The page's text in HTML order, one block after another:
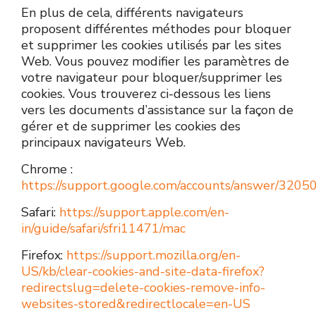
En plus de cela, différents navigateurs
proposent différentes méthodes pour bloquer
et supprimer les cookies utilisés par les sites
Web. Vous pouvez modifier les paramètres de
votre navigateur pour bloquer/supprimer les
cookies. Vous trouverez ci-dessous les liens
vers les documents d’assistance sur la façon de
gérer et de supprimer les cookies des
principaux navigateurs Web.
Chrome :
https://support.google.com/accounts/answer/
Safari: https://support.apple.com/en-
in/guide/safari/sfri11471/mac
Firefox: https://support.mozilla.org/en-
US/kb/clear-cookies-and-site-data-firefox?
redirectslug=delete-cookies-remove-info-
websites-stored&redirectlocale=en-US